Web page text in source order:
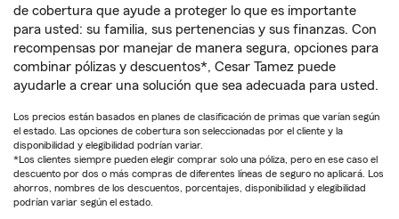
de cobertura que ayude a proteger lo que es importante
para usted: su familia, sus pertenencias y sus finanzas. Con
recompensas por manejar de manera segura, opciones para
combinar pólizas y descuentos*, Cesar Tamez puede
ayudarle a crear una solución que sea adecuada para usted.
Los precios están basados en planes de clasificación de primas que varían según
el estado. Las opciones de cobertura son seleccionadas por el cliente y la
disponibilidad y elegibilidad podrían variar.
*Los clientes siempre pueden elegir comprar solo una póliza, pero en ese caso el
descuento por dos o más compras de diferentes líneas de seguro no aplicará. Los
ahorros, nombres de los descuentos, porcentajes, disponibilidad y elegibilidad
podrían variar según el estado.